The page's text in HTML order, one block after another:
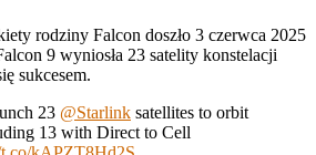
rodziny Falcon doszło 3 czerwca 2025
9 wyniosła 23 satelity konstelacji
sukcesem.
23 @Starlink satellites to orbit
13 with Direct to Cell